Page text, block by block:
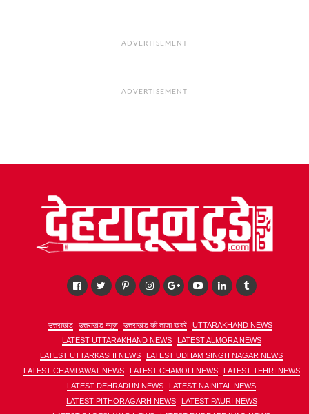
ADVERTISEMENT
ADVERTISEMENT
उत्तराखंड उत्तराखंड न्यूज़ उत्तराखंड की ताज़ा खबरें
UTTARAKHAND NEWS
LATEST UTTARAKHAND NEWS
LATEST ALMORA NEWS
LATEST UTTARKASHI NEWS
LATEST UDHAM SINGH NAGAR NEWS
LATEST CHAMPAWAT NEWS
LATEST CHAMOLI NEWS
LATEST TEHRI NEWS
LATEST DEHRADUN NEWS
LATEST NAINITAL NEWS
LATEST PITHORAGARH NEWS
LATEST PAURI NEWS